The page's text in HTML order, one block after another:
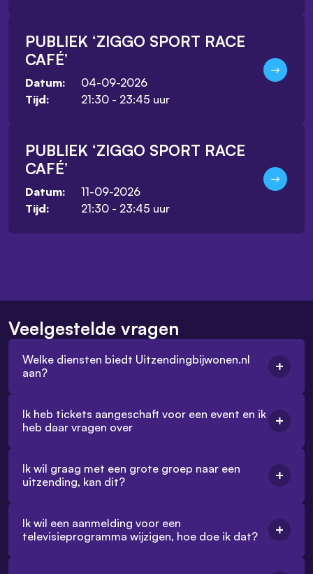
PUBLIEK ‘ZIGGO SPORT RACE
CAFÉ’
Datum:
04-09-2026
Tijd:
21:30 - 23:45 uur
PUBLIEK ‘ZIGGO SPORT RACE
CAFÉ’
Datum:
11-09-2026
Tijd:
21:30 - 23:45 uur
Veelgestelde vragen
Welke diensten biedt Uitzendingbijwonen.nl
aan?
Ik heb tickets aangeschaft voor een event en ik
heb daar vragen over
Ik wil graag met een grote groep naar een
uitzending, kan dit?
Ik wil een aanmelding voor een
televisieprogramma wijzigen, hoe doe ik dat?